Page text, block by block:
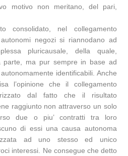
motivo non meritano, del pari,
consolidato, nel collegamento
negozi si riannodano ad
pluricausale, della quale,
parte, ma pur sempre in base ad
identificabili. Anche
l’opinione che il collegamento
dal fatto che il risultato
raggiunto non attraverso un solo
due o piu’ contratti tra loro
di essi una causa autonoma
ad uno stesso ed unico
interessi. Ne consegue che detto